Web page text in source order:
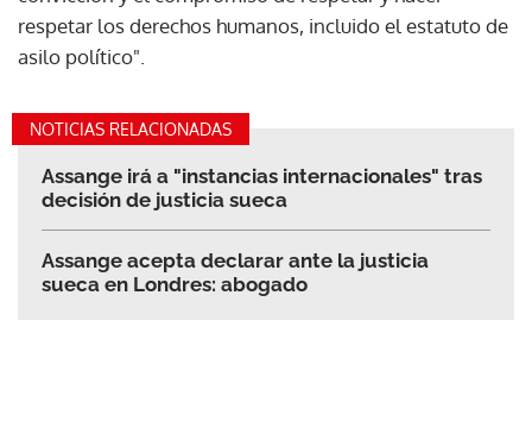
respetar los derechos humanos, incluido el estatuto de
asilo político".
NOTICIAS RELACIONADAS
Assange irá a "instancias internacionales" tras
decisión de justicia sueca
Assange acepta declarar ante la justicia
sueca en Londres: abogado